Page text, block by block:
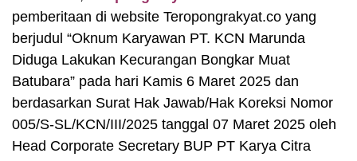
pemberitaan di website Teropongrakyat.co yang
berjudul “Oknum Karyawan PT. KCN Marunda
Diduga Lakukan Kecurangan Bongkar Muat
Batubara” pada hari Kamis 6 Maret 2025 dan
berdasarkan Surat Hak Jawab/Hak Koreksi Nomor
005/S-SL/KCN/III/2025 tanggal 07 Maret 2025 oleh
Head Corporate Secretary BUP PT Karya Citra